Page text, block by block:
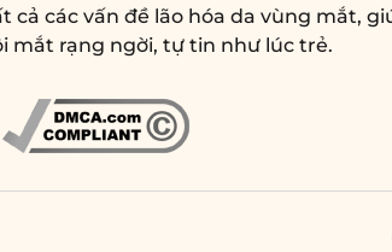
cả các vấn đề lão hóa da vùng mắt,
mắt rạng ngời, tự tin như lúc trẻ.